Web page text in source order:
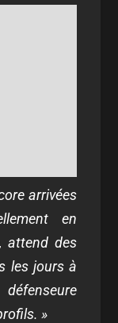
arrivées
en
attend des
les jours à
»